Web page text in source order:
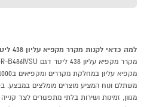
למה כדאי לקנות מקרר מקפיא עליון 438 ליטר דגם LG GR-B486IVSU ב-P1000
מגוון, זמינות ושירות בלתי מתפשרים לצד